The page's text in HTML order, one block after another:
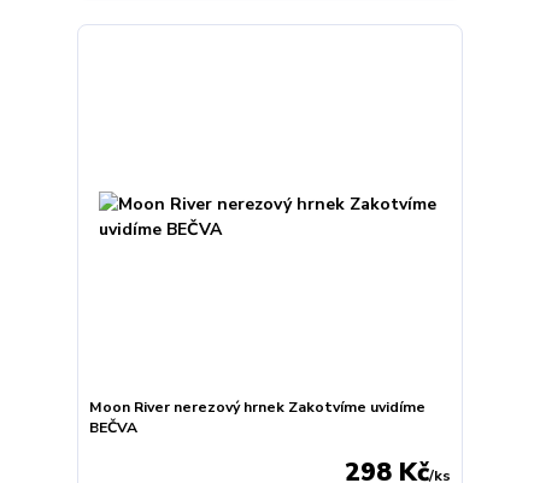
Moon River nerezový hrnek Zakotvíme uvidíme
BEČVA
298 Kč/ks